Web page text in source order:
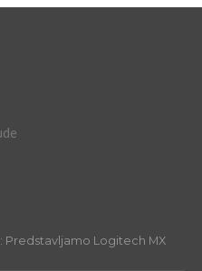
Predstavljamo Logitech MX